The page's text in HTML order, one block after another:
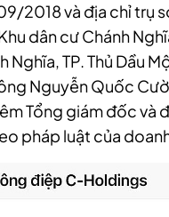
2018 và địa chỉ trụ
dân cư Chánh
Nghĩa, TP. Thủ Dầu
Nguyễn Quốc
Tổng giám đốc và
pháp luật của